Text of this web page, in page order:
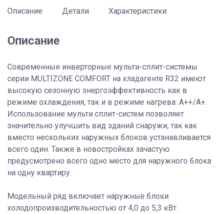
Описание Детали Характеристики
Описание
Современные инверторные мульти-сплит-системы
серии MULTIZONE COMFORT на хладагенте R32 имеют
высокую сезонную энергоэффективность как в
режиме охлаждения, так и в режиме нагрева: А++/A+.
Использование мульти сплит-систем позволяет
значительно улучшить вид зданий снаружи, так как
вместо нескольких наружных блоков устанавливается
всего один. Также в новостройках зачастую
предусмотрено всего одно место для наружного блока
на одну квартиру.
Модельный ряд включает наружные блоки
холодопроизводительностью от 4,0 до 5,3 кВт.